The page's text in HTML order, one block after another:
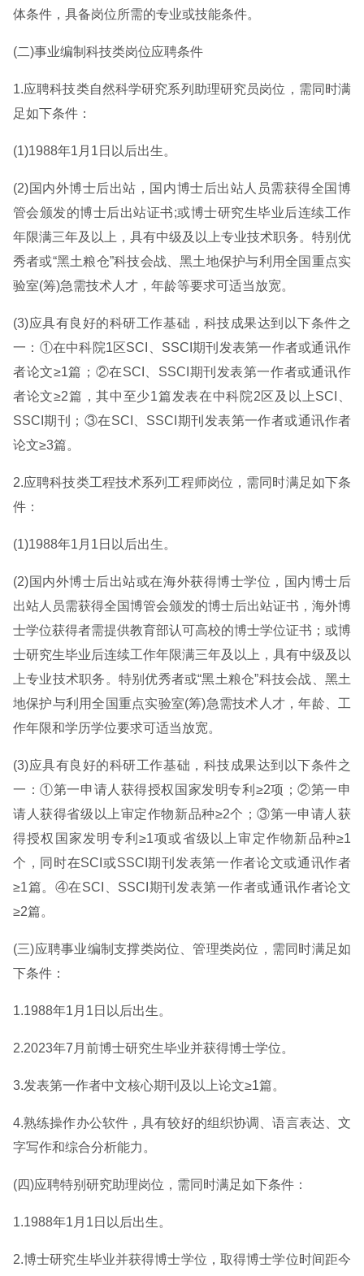
体条件，具备岗位所需的专业或技能条件。
(二)事业编制科技类岗位应聘条件
1.应聘科技类自然科学研究系列助理研究员岗位，需同时满
足如下条件：
(1)1988年1月1日以后出生。
(2)国内外博士后出站，国内博士后出站人员需获得全国博
管会颁发的博士后出站证书;或博士研究生毕业后连续工作
年限满三年及以上，具有中级及以上专业技术职务。特别优
秀者或“黑土粮仓”科技会战、黑土地保护与利用全国重点实
验室(筹)急需技术人才，年龄等要求可适当放宽。
(3)应具有良好的科研工作基础，科技成果达到以下条件之
一：①在中科院1区SCI、SSCI期刊发表第一作者或通讯作
者论文≥1篇；②在SCI、SSCI期刊发表第一作者或通讯作
者论文≥2篇，其中至少1篇发表在中科院2区及以上SCI、
SSCI期刊；③在SCI、SSCI期刊发表第一作者或通讯作者
论文≥3篇。
2.应聘科技类工程技术系列工程师岗位，需同时满足如下条
件：
(1)1988年1月1日以后出生。
(2)国内外博士后出站或在海外获得博士学位，国内博士后
出站人员需获得全国博管会颁发的博士后出站证书，海外博
士学位获得者需提供教育部认可高校的博士学位证书；或博
士研究生毕业后连续工作年限满三年及以上，具有中级及以
上专业技术职务。特别优秀者或“黑土粮仓”科技会战、黑土
地保护与利用全国重点实验室(筹)急需技术人才，年龄、工
作年限和学历学位要求可适当放宽。
(3)应具有良好的科研工作基础，科技成果达到以下条件之
一：①第一申请人获得授权国家发明专利≥2项；②第一申
请人获得省级以上审定作物新品种≥2个；③第一申请人获
得授权国家发明专利≥1项或省级以上审定作物新品种≥1
个，同时在SCI或SSCI期刊发表第一作者论文或通讯作者
≥1篇。④在SCI、SSCI期刊发表第一作者或通讯作者论文
≥2篇。
(三)应聘事业编制支撑类岗位、管理类岗位，需同时满足如
下条件：
1.1988年1月1日以后出生。
2.2023年7月前博士研究生毕业并获得博士学位。
3.发表第一作者中文核心期刊及以上论文≥1篇。
4.熟练操作办公软件，具有较好的组织协调、语言表达、文
字写作和综合分析能力。
(四)应聘特别研究助理岗位，需同时满足如下条件：
1.1988年1月1日以后出生。
2.博士研究生毕业并获得博士学位，取得博士学位时间距今